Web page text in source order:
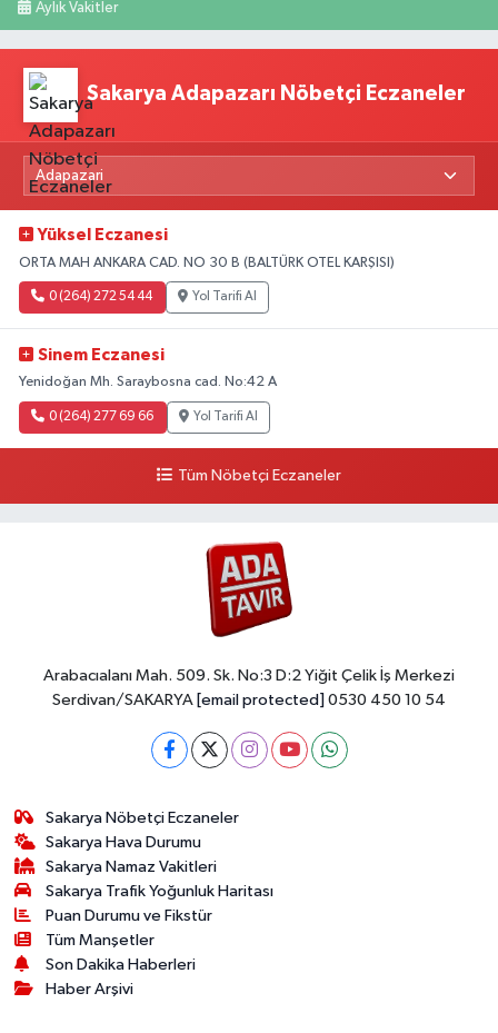
Aylık Vakitler
Sakarya Adapazarı Nöbetçi Eczaneler
Yüksel Eczanesi
ORTA MAH ANKARA CAD. NO 30 B (BALTÜRK OTEL KARŞISI)
0 (264) 272 54 44 Yol Tarifi Al
Sinem Eczanesi
Yenidoğan Mh. Saraybosna cad. No:42 A
0 (264) 277 69 66 Yol Tarifi Al
Tüm Nöbetçi Eczaneler
Arabacıalanı Mah. 509. Sk. No:3 D:2 Yiğit Çelik İş Merkezi
Serdivan/SAKARYA [email protected] 0530 450 10 54
Sakarya Nöbetçi Eczaneler
Sakarya Hava Durumu
Sakarya Namaz Vakitleri
Sakarya Trafik Yoğunluk Haritası
Puan Durumu ve Fikstür
Tüm Manşetler
Son Dakika Haberleri
Haber Arşivi